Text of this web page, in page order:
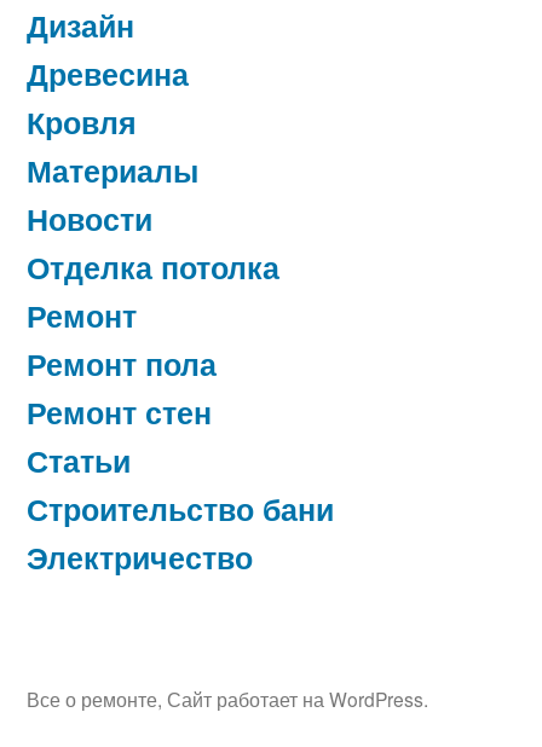
Дизайн
Древесина
Кровля
Материалы
Новости
Отделка потолка
Ремонт
Ремонт пола
Ремонт стен
Статьи
Строительство бани
Электричество
Все о ремонте, Сайт работает на WordPress.